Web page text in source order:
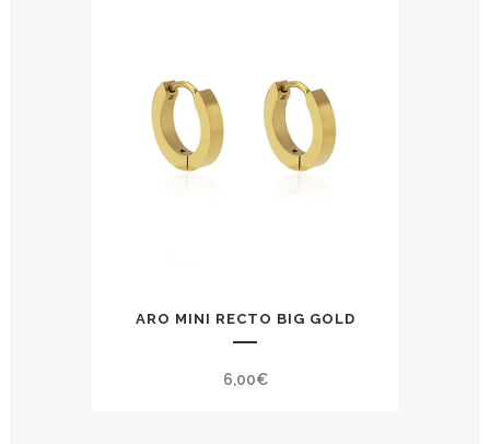
ARO MINI RECTO BIG GOLD
6,00€